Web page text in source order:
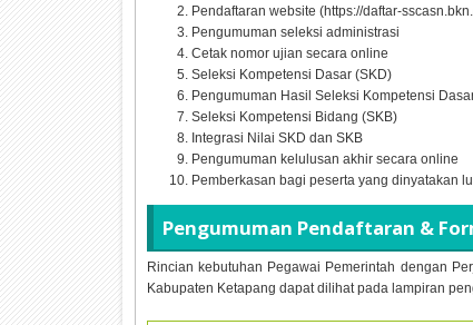
Pendaftaran website (https://daftar-
Pengumuman seleksi administrasi
Cetak nomor ujian secara online
Seleksi Kompetensi Dasar (SKD)
Pengumuman Hasil Seleksi Kompetensi
Seleksi Kompetensi Bidang (SKB)
Integrasi Nilai SKD dan SKB
Pengumuman kelulusan akhir secara online
Pemberkasan bagi peserta yang dinyatakan
Pengumuman Pendaftaran &
Rincian kebutuhan Pegawai Pemerintah dengan
Kabupaten Ketapang dapat dilihat pada lampiran